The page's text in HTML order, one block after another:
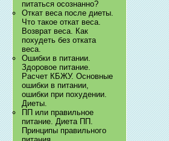
питаться осознанно?
Откат веса после диеты.
Что такое откат веса.
Возврат веса. Как
похудеть без отката
веса.
Ошибки в питании.
Здоровое питание.
Расчет КБЖУ. Основные
ошибки в питании,
ошибки при похудении.
Диеты.
ПП или правильное
питание. Диета ПП.
Принципы правильного